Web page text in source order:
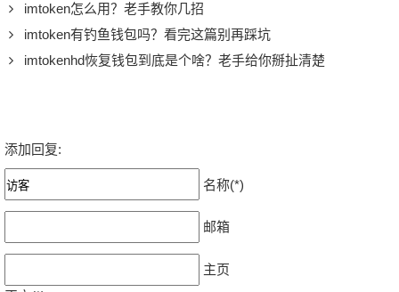
imtoken怎么用？老手教你几招
imtoken有钓鱼钱包吗？看完这篇别再踩坑
imtokenhd恢复钱包到底是个啥？老手给你掰扯清楚
添加回复:
名称(*)
邮箱
主页